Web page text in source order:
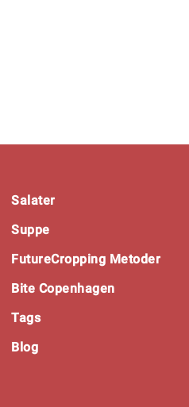
Salater
Suppe
FutureCropping Metoder
Bite Copenhagen
Tags
Blog